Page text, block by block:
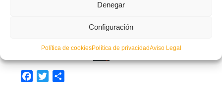
Denegar
Configuración
Política de cookiesPolítica de privacidadAviso Legal
Facebook
Twitter